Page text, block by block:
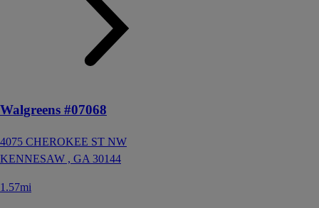
Walgreens #07068
4075 CHEROKEE ST NW
KENNESAW , GA 30144
1.57mi